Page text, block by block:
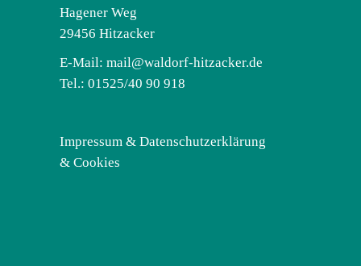
Hagener Weg
29456 Hitzacker
E-Mail: mail@waldorf-hitzacker.de
Tel.: 01525/40 90 918
Impressum & Datenschutzerklärung
& Cookies